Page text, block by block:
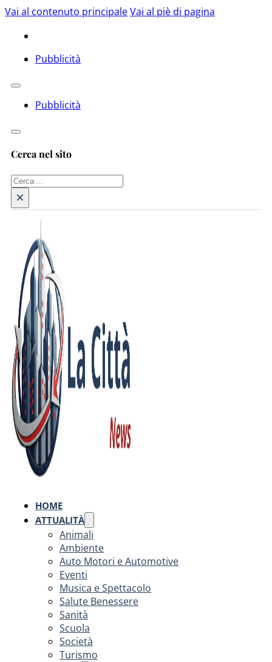
Vai al contenuto principaleVai al piè di pagina
Pubblicità
Pubblicità
Cerca nel sito
Cerca
×
HOME
ATTUALITÀ
Animali
Ambiente
Auto Motori e Automotive
Eventi
Musica e Spettacolo
Salute Benessere
Sanità
Scuola
Società
Turismo